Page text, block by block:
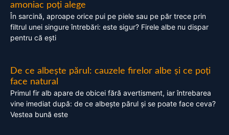
amoniac poți alege
În sarcină, aproape orice pui pe piele sau pe păr trece prin
filtrul unei singure întrebări: este sigur? Firele albe nu dispar
pentru că ești
De ce albește părul: cauzele firelor albe și ce poți
face natural
Primul fir alb apare de obicei fără avertisment, iar întrebarea
vine imediat după: de ce albește părul și se poate face ceva?
Vestea bună este